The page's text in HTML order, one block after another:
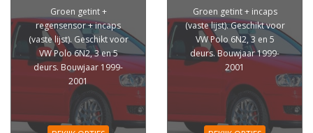
Groen getint +
regensensor + incaps
(vaste lijst). Geschikt voor
VW Polo 6N2, 3 en 5
deurs. Bouwjaar 1999-
2001
Groen getint + incaps
(vaste lijst). Geschikt voor
VW Polo 6N2, 3 en 5
deurs. Bouwjaar 1999-
2001